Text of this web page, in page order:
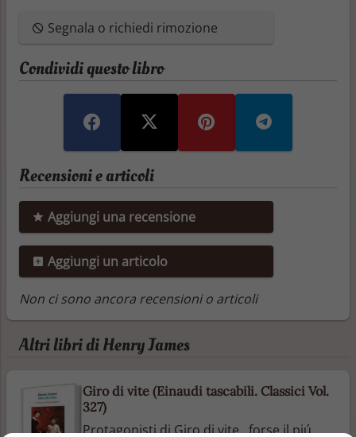
Segnala o richiedi rimozione
Condividi questo libro
Recensioni e articoli
Aggiungi una recensione
Aggiungi un articolo
Non ci sono ancora recensioni o articoli
Altri libri di Henry James
Giro di vite (Einaudi tascabili. Classici Vol.
327)
Protagonisti di Giro di vite , forse il piú